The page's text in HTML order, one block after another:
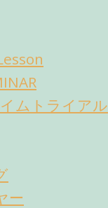
ムトライアル
ー